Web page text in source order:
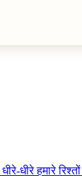
धीरे हमारे